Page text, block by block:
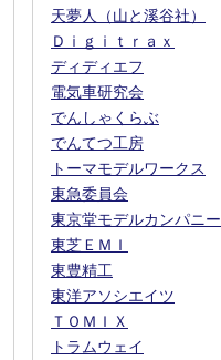
天夢人（山と溪谷社）
Ｄｉｇｉｔｒａｘ
ディディエフ
電気車研究会
でんしゃくらぶ
でんてつ工房
トーマモデルワークス
東急委員会
東京堂モデルカンパニー
東芝ＥＭＩ
東豊精工
東洋アソシエイツ
ＴＯＭＩＸ
トラムウェイ